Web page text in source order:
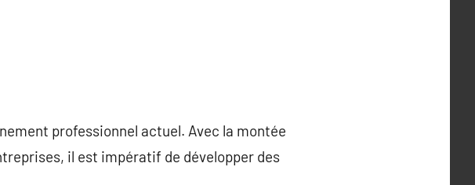
professionnel actuel. Avec la montée
il est impératif de développer des